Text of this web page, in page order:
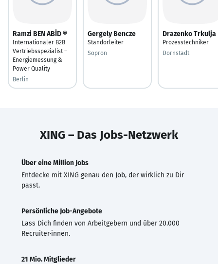
Ramzi BEN ABİD ®
Internationaler B2B
Vertriebsspezialist –
Energiemessung &
Power Quality
Berlin
Gergely Bencze
Standorleiter
Sopron
Drazenko Trkulja
Prozesstechniker
Dornstadt
XING – Das Jobs-Netzwerk
Über eine Million Jobs
Entdecke mit XING genau den Job, der wirklich zu Dir
passt.
Persönliche Job-Angebote
Lass Dich finden von Arbeitgebern und über 20.000
Recruiter·innen.
21 Mio. Mitglieder